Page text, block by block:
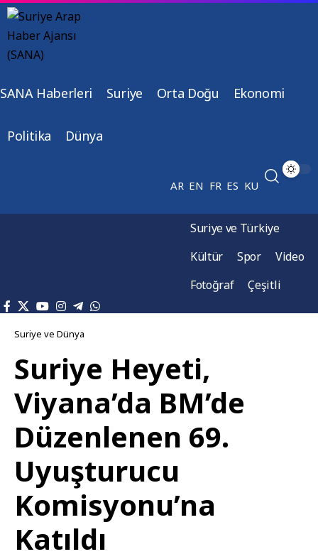
SANA Haberleri Suriye Orta Doğu Ekonomi
Politika Dünya
AR EN FR ES KU
Suriye ve Türkiye
Kültür
Spor
Video
Fotoğraf
Çeşitli
Suriye ve Dünya
Suriye Heyeti,
Viyana’da BM’de
Düzenlenen 69.
Uyuşturucu
Komisyonu’na
Katıldı